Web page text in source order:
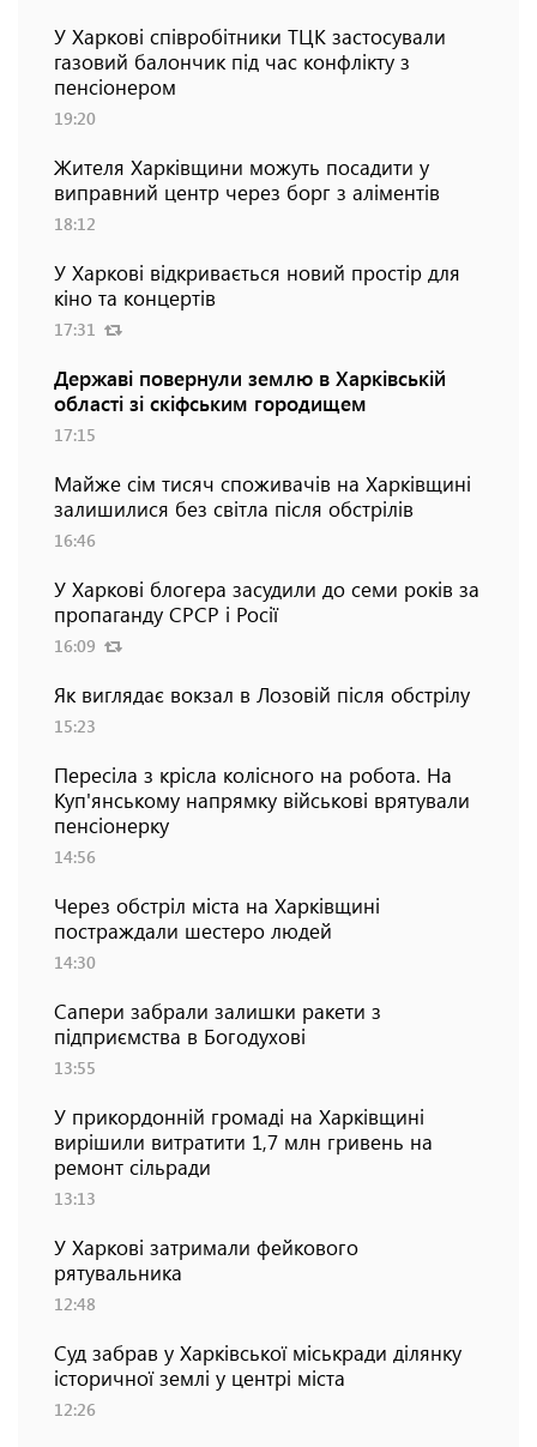
У Харкові співробітники ТЦК застосували
газовий балончик під час конфлікту з
пенсіонером
19:20
Жителя Харківщини можуть посадити у
виправний центр через борг з аліментів
18:12
У Харкові відкривається новий простір для
кіно та концертів
17:31
Державі повернули землю в Харківській
області зі скіфським городищем
17:15
Майже сім тисяч споживачів на Харківщині
залишилися без світла після обстрілів
16:46
У Харкові блогера засудили до семи років за
пропаганду СРСР і Росії
16:09
Як виглядає вокзал в Лозовій після обстрілу
15:23
Пересіла з крісла колісного на робота. На
Куп'янському напрямку військові врятували
пенсіонерку
14:56
Через обстріл міста на Харківщині
постраждали шестеро людей
14:30
Сапери забрали залишки ракети з
підприємства в Богодухові
13:55
У прикордонній громаді на Харківщині
вирішили витратити 1,7 млн гривень на
ремонт сільради
13:13
У Харкові затримали фейкового
рятувальника
12:48
Суд забрав у Харківської міськради ділянку
історичної землі у центрі міста
12:26